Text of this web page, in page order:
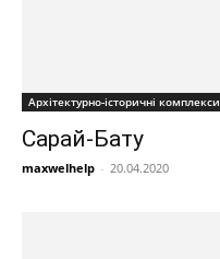
Архітектурно-історичні комплекси
Сарай-Бату
maxwelhelp - 20.04.2020